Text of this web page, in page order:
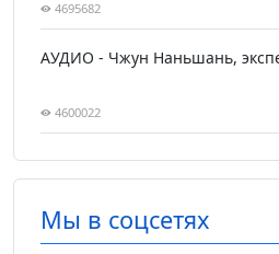
4695682
АУДИО - Чжун Наньшань,
4600022
Мы в соцсетях